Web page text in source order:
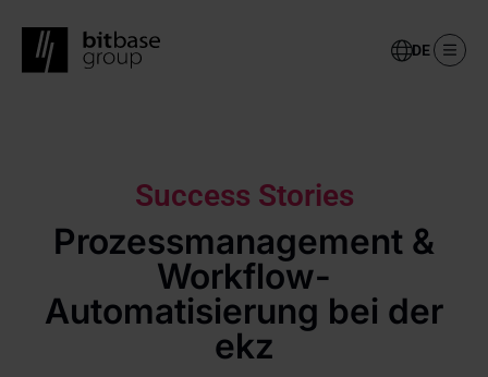
Select
Success Stories
Prozessmanagement &
Workflow-
Automatisierung bei der
ekz